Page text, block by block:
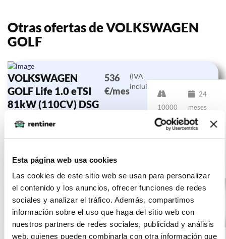
Esta página web usa cookies
Las cookies de este sitio web se usan para personalizar
el contenido y los anuncios, ofrecer funciones de redes
sociales y analizar el tráfico. Además, compartimos
información sobre el uso que haga del sitio web con
nuestros partners de redes sociales, publicidad y análisis
web, quienes pueden combinarla con otra información que
Otras ofertas de VOLKSWAGEN
GOLF
VOLKSWAGEN
GOLF Life 1.0 eTSI
81kW (110CV) DSG
536
€/mes
(IVA
incluido)
10000
km
24
meses
110
VOLKSWAGEN
428
(IVA
incluido)